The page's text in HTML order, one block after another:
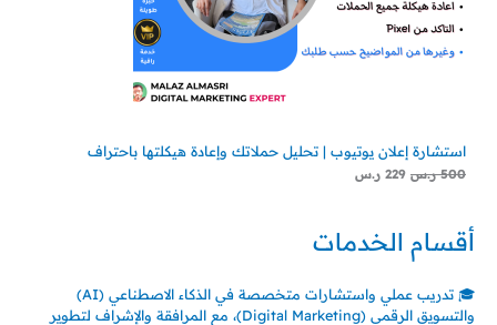
استشارة إعلان يوتيوب | تحليل حملاتك وإعادة هيكلتها باحتراف
500 ر.س 229 ر.س
أقسام الخدمات
🎓 تدريب عملي واستشارات متخصصة في الذكاء الاصطناعي (AI)
والتسويق الرقمي (Digital Marketing)، مع المرافقة والإشراف لتطوير